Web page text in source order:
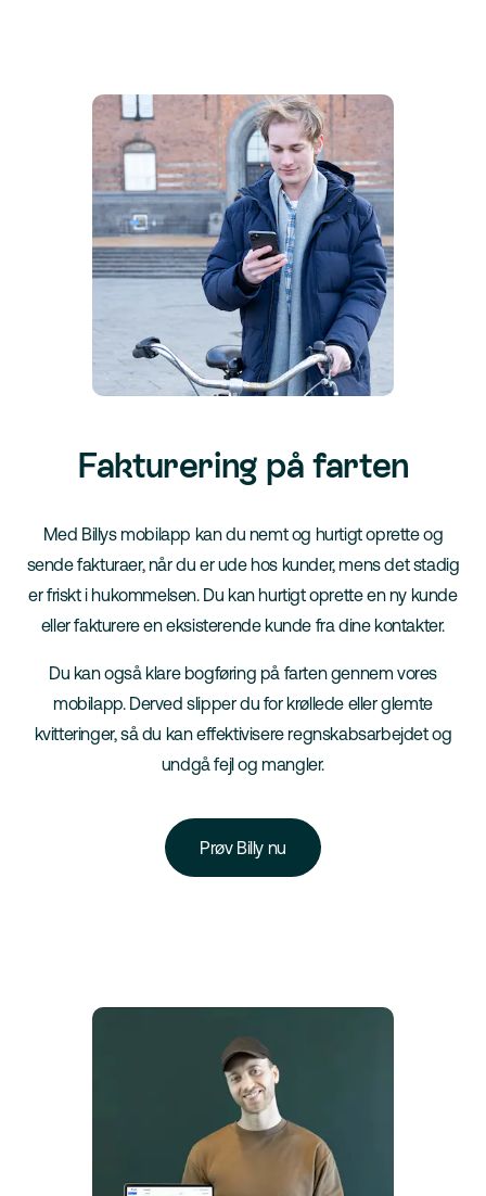
Fakturering på farten
Med Billys mobilapp kan du nemt og hurtigt oprette og
sende fakturaer, når du er ude hos kunder, mens det stadig
er friskt i hukommelsen. Du kan hurtigt oprette en ny kunde
eller fakturere en eksisterende kunde fra dine kontakter.
Du kan også klare bogføring på farten gennem vores
mobilapp. Derved slipper du for krøllede eller glemte
kvitteringer, så du kan effektivisere regnskabsarbejdet og
undgå fejl og mangler.
Prøv Billy nu